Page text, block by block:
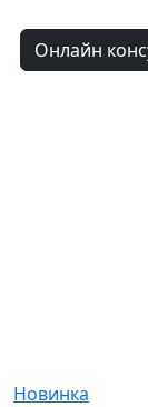
Онлайн
Новинка